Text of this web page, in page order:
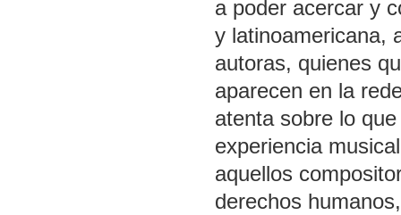
a poder acercar y
y latinoamericana,
autoras, quienes
aparecen en la
atenta sobre lo
experiencia
aquellos
derechos